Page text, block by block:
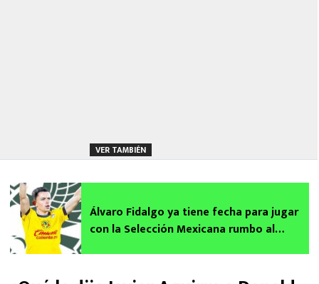
VER TAMBIÉN
Álvaro Fidalgo ya tiene fecha para jugar
con la Selección Mexicana rumbo al